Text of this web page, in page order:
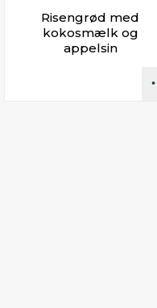
Risengrød med
kokosmælk og
appelsin